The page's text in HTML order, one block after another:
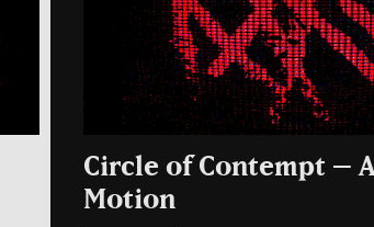
Circle of Contempt –
Motion